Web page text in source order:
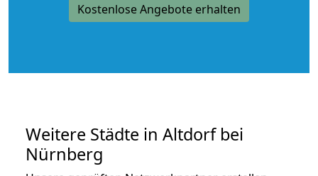
Kostenlose Angebote erhalten
Weitere Städte in Altdorf bei
Nürnberg